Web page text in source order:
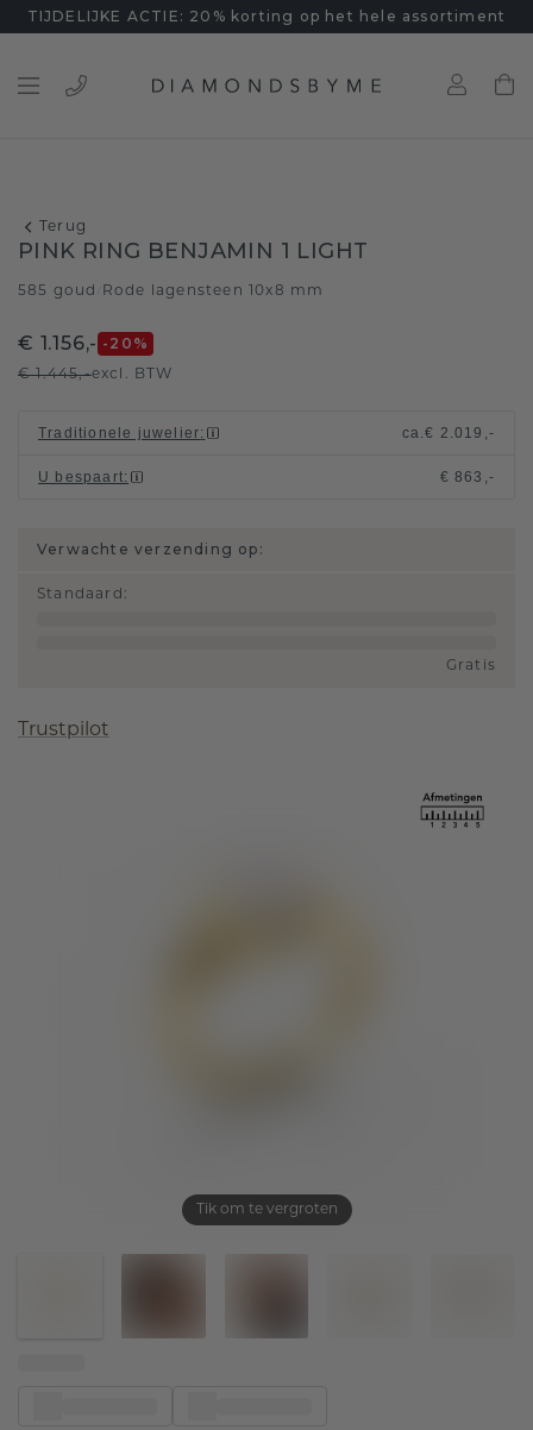
TIJDELIJKE ACTIE: 20% korting op het hele assortiment
Terug
Tik om te vergroten
PINK RING BENJAMIN 1 LIGHT
585 goud Rode lagensteen 10x8 mm
€ 1.156,- -20 %
€ 1.445,-excl. BTW
Traditionele juwelier: ca.€ 2.019,-
U bespaart: € 863,-
Verwachte verzending op:
Standaard :
Gratis
Trustpilot